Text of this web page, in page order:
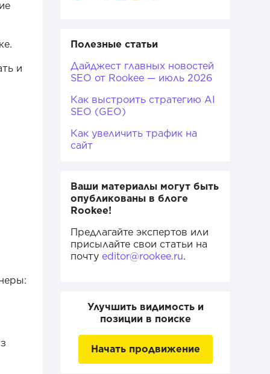
и
Полезные статьи
Дайджест главных новостей
SEO от Rookee — июль 2026
Как выстроить стратегию AI
SEO (GEO)
Как увеличить трафик на
сайт
Ваши материалы могут быть
опубликованы в блоге
Rookee!
Предлагайте экспертов или
присылайте свои статьи на
почту editor@rookee.ru.
Улучшить видимость и
позиции в поиске
Начать продвижение